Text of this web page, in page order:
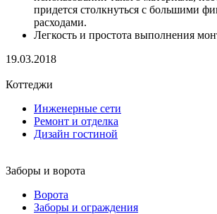
придется столкнуться с большими
расходами.
Легкость и простота выполнения
19.03.2018
Коттеджи
Инженерные сети
Ремонт и отделка
Дизайн гостиной
Заборы и ворота
Ворота
Заборы и ограждения